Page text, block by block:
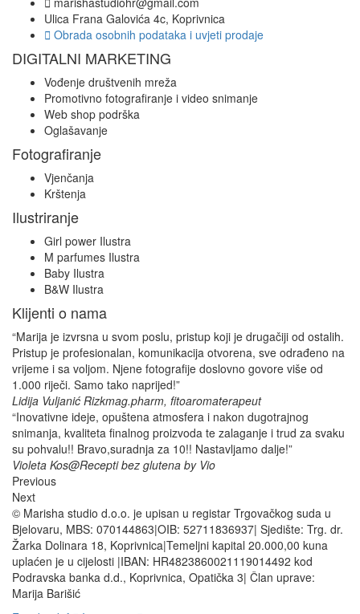
Ulica Frana Galovića 4c, Koprivnica
Obrada osobnih podataka i uvjeti prodaje
DIGITALNI MARKETING
Vođenje društvenih mreža
Promotivno fotografiranje i video snimanje
Web shop podrška
Oglašavanje
Fotografiranje
Vjenčanja
Krštenja
Ilustriranje
Girl power Ilustra
M parfumes Ilustra
Baby Ilustra
B&W Ilustra
Klijenti o nama
“Marija je izvrsna u svom poslu, pristup koji je drugačiji od ostalih.
Pristup je profesionalan, komunikacija otvorena, sve odrađeno na
vrijeme i sa voljom. Njene fotografije doslovno govore više od
1.000 riječi. Samo tako naprijed!”
Lidija Vuljanić Rizkmag.pharm, fitoaromaterapeut
“Inovativne ideje, opuštena atmosfera i nakon dugotrajnog
snimanja, kvaliteta finalnog proizvoda te zalaganje i trud za svaku
su pohvalu!! Bravo,suradnja za 10!! Nastavljamo dalje!”
Violeta Kos@Recepti bez glutena by Vio
Previous
Next
© Marisha studio d.o.o. je upisan u registar Trgovačkog suda u
Bjelovaru, MBS: 070144863|OIB: 52711836937| Sjedište: Trg. dr.
Žarka Dolinara 18, Koprivnica|Temeljni kapital 20.000,00 kuna
uplaćen je u cijelosti |IBAN: HR4823860021119014492 kod
Podravska banka d.d., Koprivnica, Opatička 3| Član uprave:
Marija Barišić